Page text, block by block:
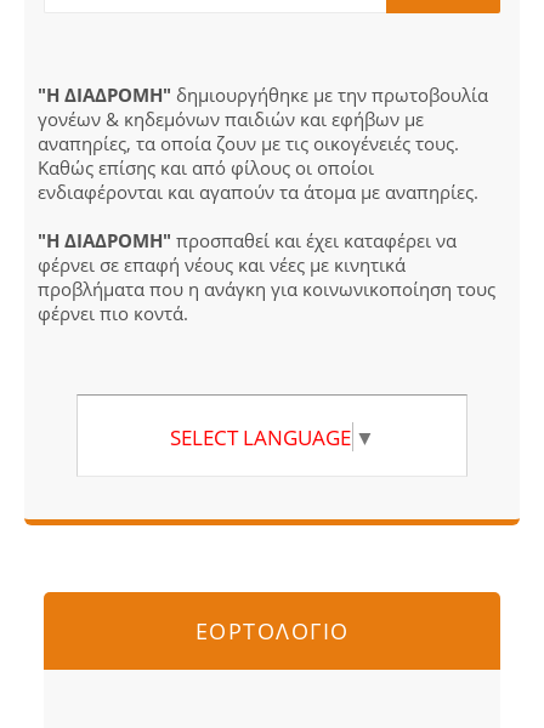
"Η ΔΙΑΔΡΟΜΗ" δημιουργήθηκε με την πρωτοβουλία
γονέων & κηδεμόνων παιδιών και εφήβων με
αναπηρίες, τα οποία ζουν με τις οικογένειές τους.
Καθώς επίσης και από φίλους οι οποίοι
ενδιαφέρονται και αγαπούν τα άτομα με αναπηρίες.
"Η ΔΙΑΔΡΟΜΗ" προσπαθεί και έχει καταφέρει να
φέρνει σε επαφή νέους και νέες με κινητικά
προβλήματα που η ανάγκη για κοινωνικοποίηση τους
φέρνει πιο κοντά.
SELECT LANGUAGE ▼
ΕΟΡΤΟΛΟΓΙΟ